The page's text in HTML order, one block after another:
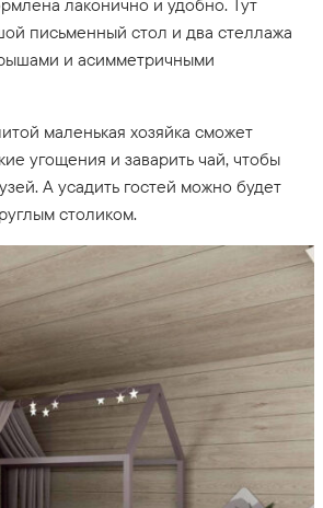
лаконично и удобно. Тут
письменный стол и два стеллажа
и асимметричными
маленькая хозяйка сможет
угощения и заварить чай, чтобы
А усадить гостей можно будет
столиком.